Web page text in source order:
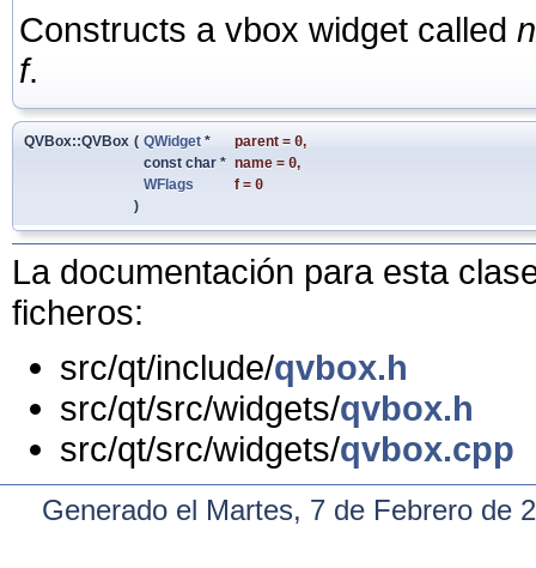
Constructs a vbox widget called
f.
QVBox::QVBox ( QWidget * parent = 0,
const char * name = 0,
WFlags
f = 0
)
La documentación para esta
ficheros:
src/qt/include/qvbox.h
src/qt/src/widgets/qvbox.h
src/qt/src/widgets/qvbox.cpp
Generado el Martes, 7 de Febrero de